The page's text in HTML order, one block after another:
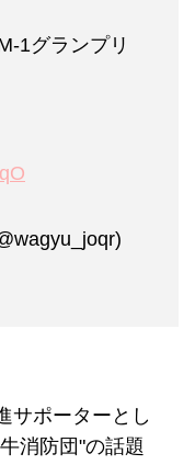
1グランプリ
サポーターとし
消防団"の話題